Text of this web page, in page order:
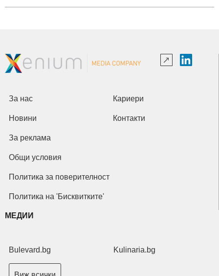
За нас Кариери
Новини Контакти
За реклама
Общи условия
Политика за поверителност
Политика на 'Бисквитките'
МЕДИИ
Bulevard.bg Kulinaria.bg